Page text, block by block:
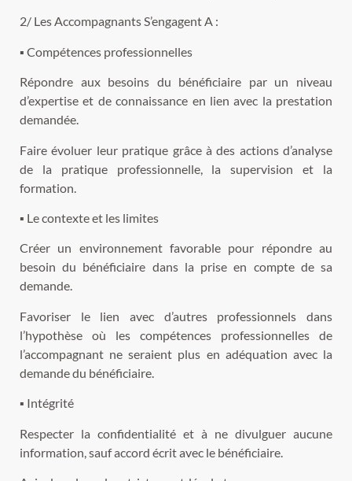
2/ Les Accompagnants S’engagent A :
▪ Compétences professionnelles
Répondre aux besoins du bénéficiaire par un niveau
d’expertise et de connaissance en lien avec la prestation
demandée.
Faire évoluer leur pratique grâce à des actions d’analyse
de la pratique professionnelle, la supervision et la
formation.
▪ Le contexte et les limites
Créer un environnement favorable pour répondre au
besoin du bénéficiaire dans la prise en compte de sa
demande.
Favoriser le lien avec d’autres professionnels dans
l’hypothèse où les compétences professionnelles de
l’accompagnant ne seraient plus en adéquation avec la
demande du bénéficiaire.
▪ Intégrité
Respecter la confidentialité et à ne divulguer aucune
information, sauf accord écrit avec le bénéficiaire.